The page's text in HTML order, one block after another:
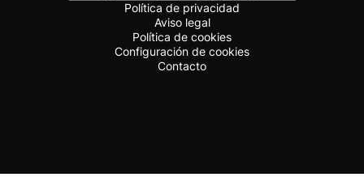
Política de privacidad
Aviso legal
Política de cookies
Configuración de cookies
Contacto